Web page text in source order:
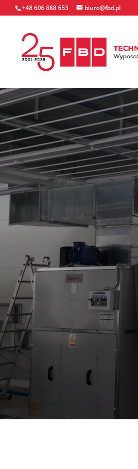
+48 606 888 653 biuro@fbd.pl